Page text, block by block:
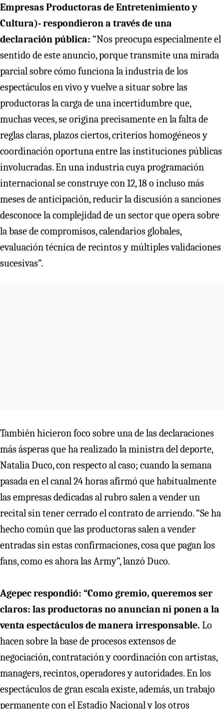
Empresas Productoras de Entretenimiento y
Cultura)- respondieron a través de una
declaración pública: “Nos preocupa especialmente el
sentido de este anuncio, porque transmite una mirada
parcial sobre cómo funciona la industria de los
espectáculos en vivo y vuelve a situar sobre las
productoras la carga de una incertidumbre que,
muchas veces, se origina precisamente en la falta de
reglas claras, plazos ciertos, criterios homogéneos y
coordinación oportuna entre las instituciones públicas
involucradas. En una industria cuya programación
internacional se construye con 12, 18 o incluso más
meses de anticipación, reducir la discusión a sanciones
desconoce la complejidad de un sector que opera sobre
la base de compromisos, calendarios globales,
evaluación técnica de recintos y múltiples validaciones
sucesivas”.
También hicieron foco sobre una de las declaraciones
más ásperas que ha realizado la ministra del deporte,
Natalia Duco, con respecto al caso; cuando la semana
pasada en el canal 24 horas afirmó que habitualmente
las empresas dedicadas al rubro salen a vender un
recital sin tener cerrado el contrato de arriendo. “Se ha
hecho común que las productoras salen a vender
entradas sin estas confirmaciones, cosa que pagan los
fans, como es ahora las Army”, lanzó Duco.
Agepec respondió: “Como gremio, queremos ser
claros: las productoras no anuncian ni ponen a la
venta espectáculos de manera irresponsable. Lo
hacen sobre la base de procesos extensos de
negociación, contratación y coordinación con artistas,
managers, recintos, operadores y autoridades. En los
espectáculos de gran escala existe, además, un trabajo
permanente con el Estadio Nacional y los otros